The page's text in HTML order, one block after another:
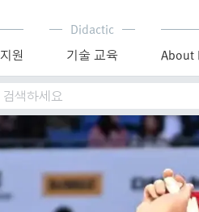
지원
Didactic
기술 교육
About